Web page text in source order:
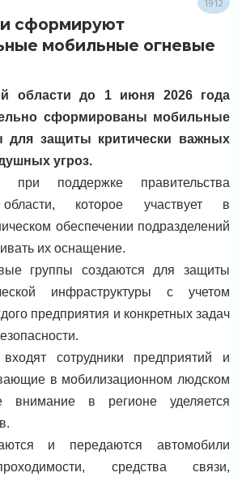
1912
сформируют
мобильные огневые
области до 1 июня 2026 года
сформированы мобильные
для защиты критически важных
угроз.
при поддержке правительства
области, которое участвует в
обеспечении подразделений
их оснащение.
группы создаются для защиты
инфраструктуры с учетом
предприятия и конкретных задач
сотрудники предприятий и
в мобилизационном людском
внимание в регионе уделяется
и передаются автомобили
средства связи,